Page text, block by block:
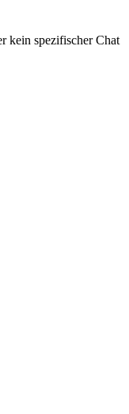
kein spezifischer Chat